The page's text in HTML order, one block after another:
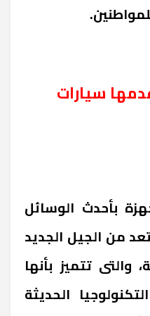
سيارات
بأحدث الوسائل
من الجيل الجديد
والتى تتميز بأنها
الحديثة